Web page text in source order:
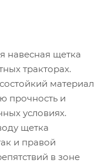
навесная щетка
тракторах.
материал
прочность и
условиях.
щетка
и правой
в зоне